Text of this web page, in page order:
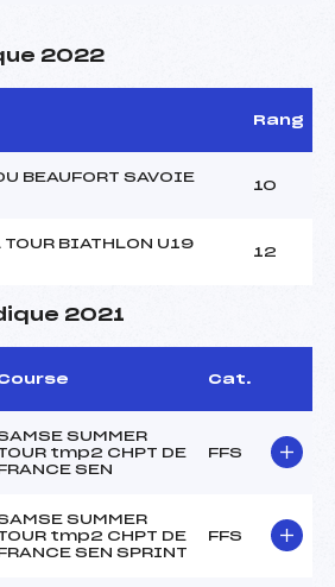
2022
Rang
BEAUFORT SAVOIE
10
BIATHLON U19
12
2021
Cat.
SUMMER
tmp2 CHPT DE
SEN
FFS
SUMMER
tmp2 CHPT DE
SEN SPRINT
FFS